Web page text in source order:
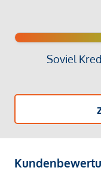
Soviel